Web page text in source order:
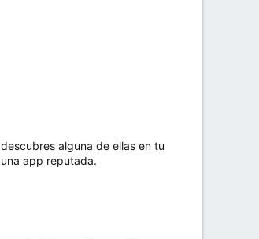
alguna de ellas en tu
app reputada.